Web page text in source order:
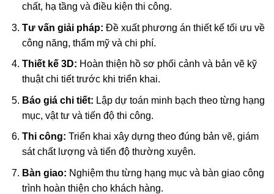
chất, hạ tầng và điều kiện thi công.
Tư vấn giải pháp: Đề xuất phương án thiết kế tối ưu về
công năng, thẩm mỹ và chi phí.
Thiết kế 3D: Hoàn thiện hồ sơ phối cảnh và bản vẽ kỹ
thuật chi tiết trước khi triển khai.
Báo giá chi tiết: Lập dự toán minh bạch theo từng hạng
mục, vật tư và tiến độ thi công.
Thi công: Triển khai xây dựng theo đúng bản vẽ, giám
sát chất lượng và tiến độ thường xuyên.
Bàn giao: Nghiệm thu từng hạng mục và bàn giao công
trình hoàn thiện cho khách hàng.